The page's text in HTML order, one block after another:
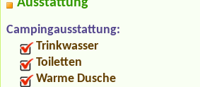
Campingausstattung:
Trinkwasser
Toiletten
Warme Dusche